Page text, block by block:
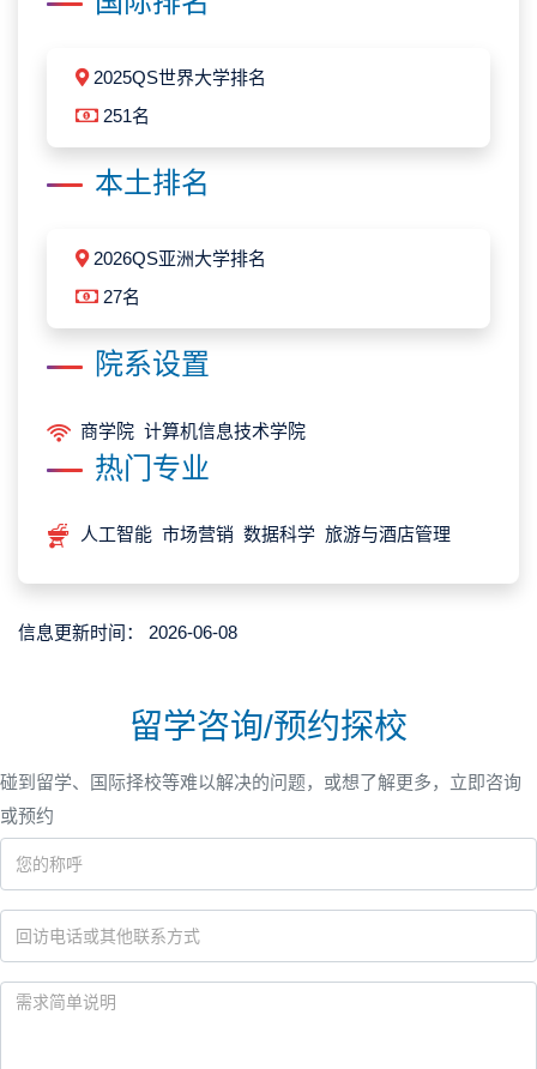
2025QS世界大学排名
251名
本土排名
2026QS亚洲大学排名
27名
院系设置
商学院 计算机信息技术学院
热门专业
人工智能 市场营销 数据科学 旅游与酒店管理
信息更新时间： 2026-06-08
留学咨询/预约探校
碰到留学、国际择校等难以解决的问题，或想了解更多，立即咨询
或预约